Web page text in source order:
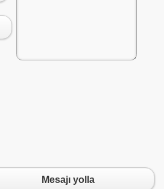
Mesajı yolla